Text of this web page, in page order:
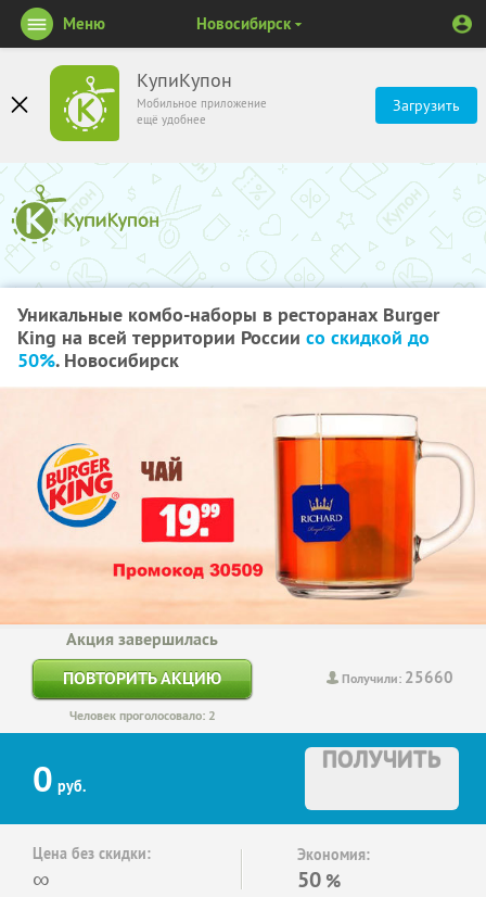
КупиКупон
Мобильное приложение
ещё удобнее
Загрузить
Меню Новосибирск
Уникальные комбо-наборы в ресторанах Burger
King на всей территории России со скидкой до
50%. Новосибирск
Получили: 25660
Акция завершилась
ПОВТОРИТЬ АКЦИЮ
Человек проголосовало: 2
0 руб.
ПОЛУЧИТЬ
Цена без скидки:
∞
Экономия:
50 %